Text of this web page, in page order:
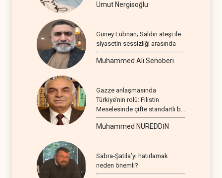
Umut Nergisoğlu
Güney Lübnan; Saldırı ateşi ile
siyasetin sessizliği arasında
Muhammed Ali Senoberi
Gazze anlaşmasında
Türkiye’nin rolü: Filistin
Meselesinde çifte standartlı bir
seyir
Muhammed NUREDDİN
Sabra-Şatila’yı hatırlamak
neden önemli?